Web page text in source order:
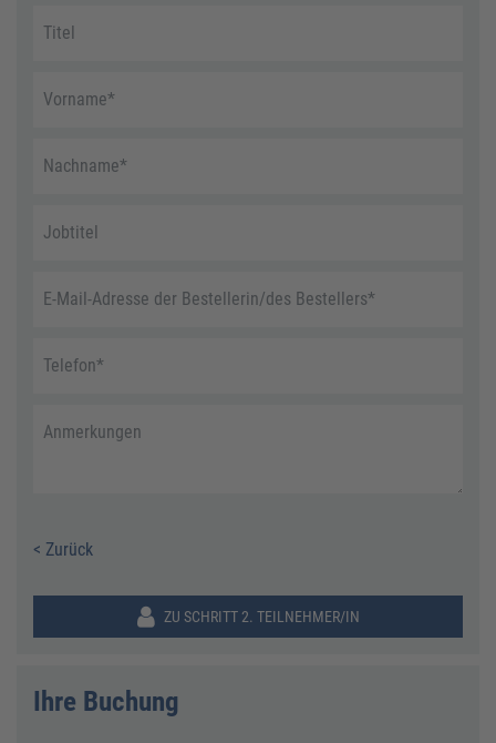
Titel
Vorname*
Nachname*
Jobtitel
E-Mail-Adresse der Bestellerin/des Bestellers*
Telefon*
Anmerkungen
< Zurück
ZU SCHRITT 2. TEILNEHMER/IN
Ihre Buchung